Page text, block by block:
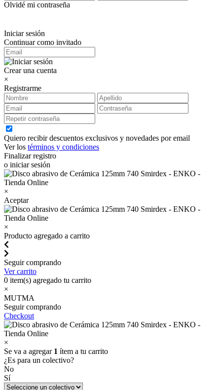
Olvidé mi contraseña
Iniciar sesión
Continuar como invitado
Crear una cuenta
×
Registrarme
Quiero recibir descuentos exclusivos y novedades por email
Ver los términos y condiciones
Finalizar registro
o iniciar sesión
×
Aceptar
×
Producto agregado a carrito
Seguir comprando
Ver carrito
0 item(s) agregado tu carrito
×
MUTMA
Seguir comprando
Checkout
×
Se va a agregar 1 ítem a tu carrito
¿Es para un colectivo?
No
Sí